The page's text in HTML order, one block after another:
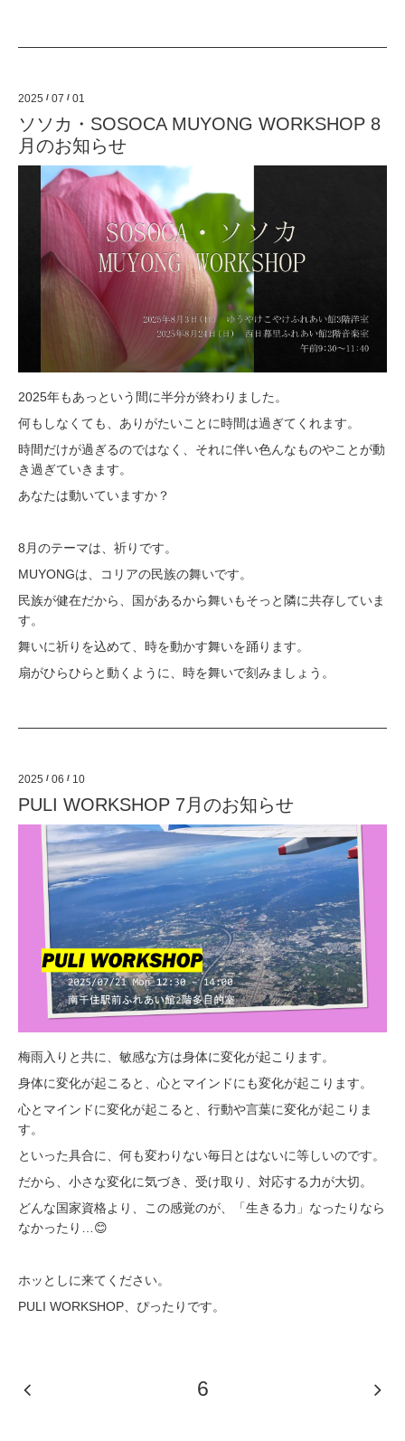
2025 / 07 / 01
ソソカ・SOSOCA MUYONG WORKSHOP 8
月のお知らせ
2025年もあっという間に半分が終わりました。
何もしなくても、ありがたいことに時間は過ぎてくれます。
時間だけが過ぎるのではなく、それに伴い色んなものやことが動
き過ぎていきます。
あなたは動いていますか？
8月のテーマは、祈りです。
MUYONGは、コリアの民族の舞いです。
民族が健在だから、国があるから舞いもそっと隣に共存していま
す。
舞いに祈りを込めて、時を動かす舞いを踊ります。
扇がひらひらと動くように、時を舞いで刻みましょう。
2025 / 06 / 10
PULI WORKSHOP 7月のお知らせ
梅雨入りと共に、敏感な方は身体に変化が起こります。
身体に変化が起こると、心とマインドにも変化が起こります。
心とマインドに変化が起こると、行動や言葉に変化が起こりま
す。
といった具合に、何も変わりない毎日とはないに等しいのです。
だから、小さな変化に気づき、受け取り、対応する力が大切。
どんな国家資格より、この感覚のが、「生きる力」なったりなら
なかったり…😊
ホッとしに来てください。
PULI WORKSHOP、ぴったりです。
6